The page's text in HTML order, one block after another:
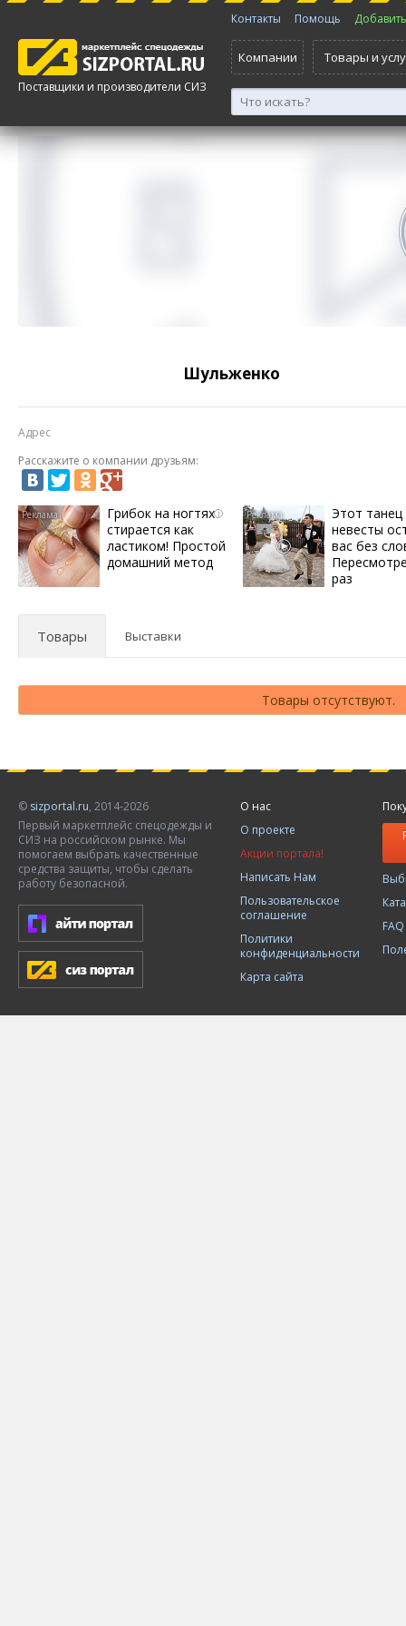
Поставщики и производители СИЗ
Контакты Помощь
Компании Товары и
Шульженко
Адрес
Расскажите о компании друзьям:
i
Грибок на ногтях
стирается как
ластиком! Простой
домашний метод
Этот танец
невесты
вас без
раз
Товары Выставки
Товары отсутствуют.
© sizportal.ru, 2014-2026
Первый маркетплейс спецодежды и
СИЗ на российском рынке. Мы
помогаем выбрать качественные
средства защиты, чтобы сделать
работу безопасной.
О нас
О проекте
Акции портала!
Написать Нам
Пользовательское
соглашение
Политики
конфиденциальности
Карта сайта
FAQ